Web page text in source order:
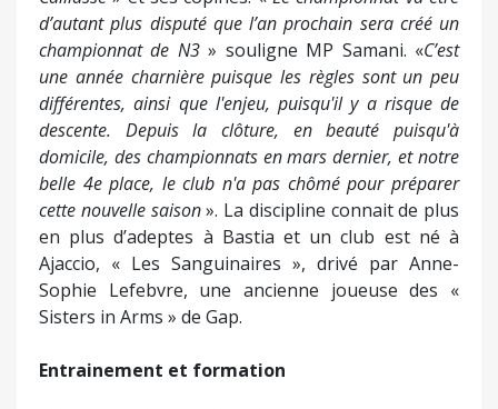
d’autant plus disputé que l’an prochain sera créé un
championnat de N3» souligne MP Samani. «C’est
une année charnière puisque les règles sont un peu
différentes, ainsi que l'enjeu, puisqu'il y a risque de
descente. Depuis la clôture, en beauté puisqu'à
domicile, des championnats en mars dernier, et notre
belle 4e place, le club n'a pas chômé pour préparer
cette nouvelle saison». La discipline connait de plus
en plus d’adeptes à Bastia et un club est né à
Ajaccio, « Les Sanguinaires », drivé par Anne-
Sophie Lefebvre, une ancienne joueuse des «
Sisters in Arms » de Gap.
Entrainement et formation